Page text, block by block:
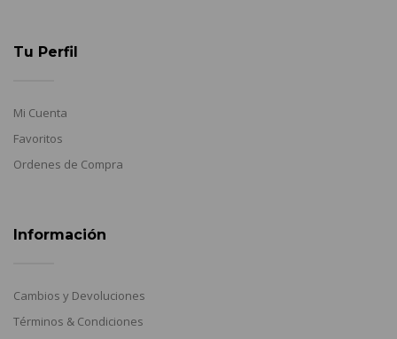
Tu Perfil
Mi Cuenta
Favoritos
Ordenes de Compra
Información
Cambios y Devoluciones
Términos & Condiciones